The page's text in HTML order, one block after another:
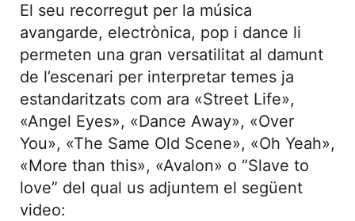
El seu recorregut per la música
avangarde, electrònica, pop i dance li
permeten una gran versatilitat al damunt
de l’escenari per interpretar temes ja
estandaritzats com ara «Street Life»,
«Angel Eyes», «Dance Away», «Over
You», «The Same Old Scene», «Oh Yeah»,
«More than this», «Avalon» o “Slave to
love” del qual us adjuntem el següent
video: